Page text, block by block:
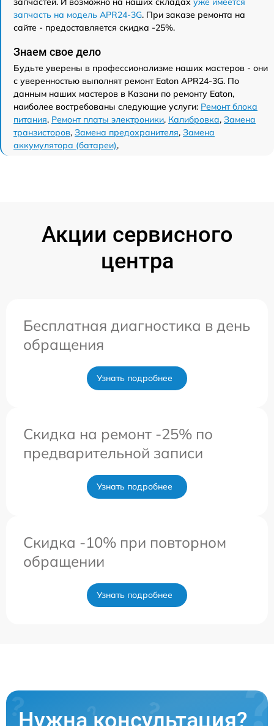
запчасть на модель APR24-3G. При заказе ремонта на
сайте - предоставляется скидка -25%.
Знаем свое дело
Будьте уверены в профессионализме наших мастеров - они
с уверенностью выполнят ремонт Eaton APR24-3G. По
данным наших мастеров в Казани по ремонту Eaton,
наиболее востребованы следующие услуги: Ремонт блока
питания, Ремонт платы электроники, Калибровка, Замена
транзисторов, Замена предохранителя, Замена
аккумулятора (батареи),
Акции сервисного
центра
Бесплатная диагностика в день
обращения
Узнать подробнее
Скидка на ремонт -25% по
предварительной записи
Узнать подробнее
Скидка -10% при повторном
обращении
Узнать подробнее
Нужна консультация?